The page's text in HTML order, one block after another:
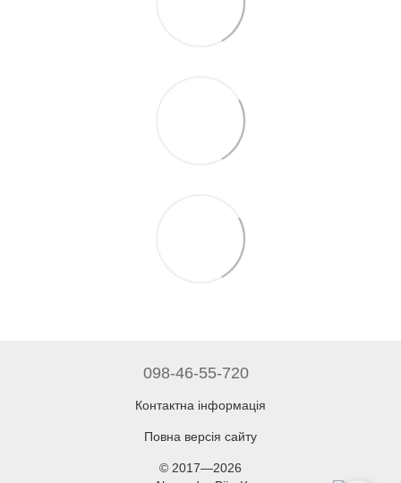
098-46-55-720
Контактна інформація
Повна версія сайту
© 2017—2026